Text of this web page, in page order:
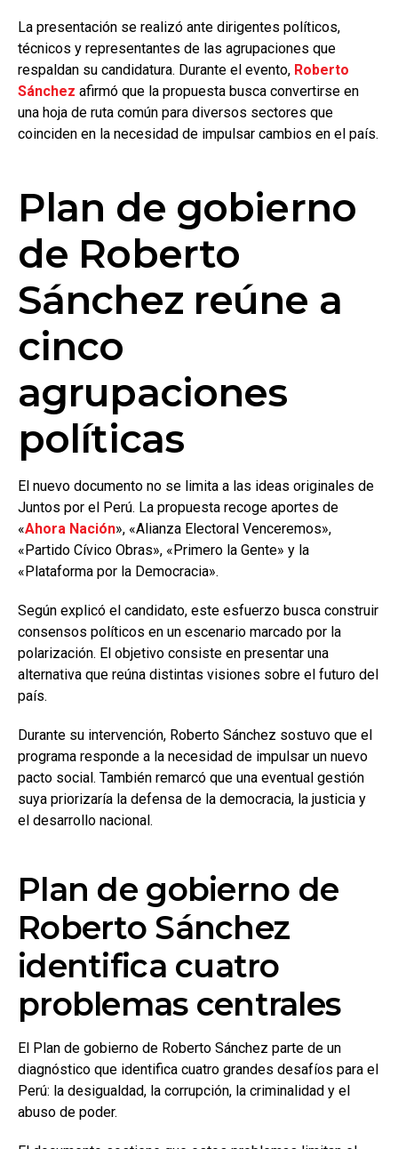
La presentación se realizó ante dirigentes políticos,
técnicos y representantes de las agrupaciones que
respaldan su candidatura. Durante el evento, Roberto
Sánchez afirmó que la propuesta busca convertirse en
una hoja de ruta común para diversos sectores que
coinciden en la necesidad de impulsar cambios en el país.
Plan de gobierno
de Roberto
Sánchez reúne a
cinco
agrupaciones
políticas
El nuevo documento no se limita a las ideas originales de
Juntos por el Perú. La propuesta recoge aportes de
«Ahora Nación», «Alianza Electoral Venceremos»,
«Partido Cívico Obras», «Primero la Gente» y la
«Plataforma por la Democracia».
Según explicó el candidato, este esfuerzo busca construir
consensos políticos en un escenario marcado por la
polarización. El objetivo consiste en presentar una
alternativa que reúna distintas visiones sobre el futuro del
país.
Durante su intervención, Roberto Sánchez sostuvo que el
programa responde a la necesidad de impulsar un nuevo
pacto social. También remarcó que una eventual gestión
suya priorizaría la defensa de la democracia, la justicia y
el desarrollo nacional.
Plan de gobierno de
Roberto Sánchez
identifica cuatro
problemas centrales
El Plan de gobierno de Roberto Sánchez parte de un
diagnóstico que identifica cuatro grandes desafíos para el
Perú: la desigualdad, la corrupción, la criminalidad y el
abuso de poder.